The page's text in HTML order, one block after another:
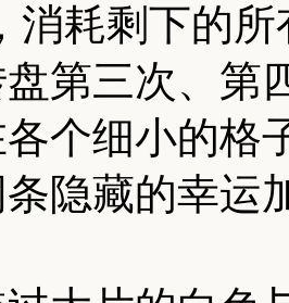
消耗剩下的
第三次、第
个细小的格
隐藏的幸运